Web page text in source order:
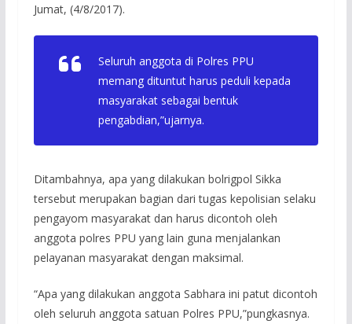
Jumat, (4/8/2017).
Seluruh anggota di Polres PPU
memang dituntut harus peduli kepada
masyarakat sebagai bentuk
pengabdian,”ujarnya.
Ditambahnya, apa yang dilakukan bolrigpol Sikka
tersebut merupakan bagian dari tugas kepolisian selaku
pengayom masyarakat dan harus dicontoh oleh
anggota polres PPU yang lain guna menjalankan
pelayanan masyarakat dengan maksimal.
“Apa yang dilakukan anggota Sabhara ini patut dicontoh
oleh seluruh anggota satuan Polres PPU,”pungkasnya.